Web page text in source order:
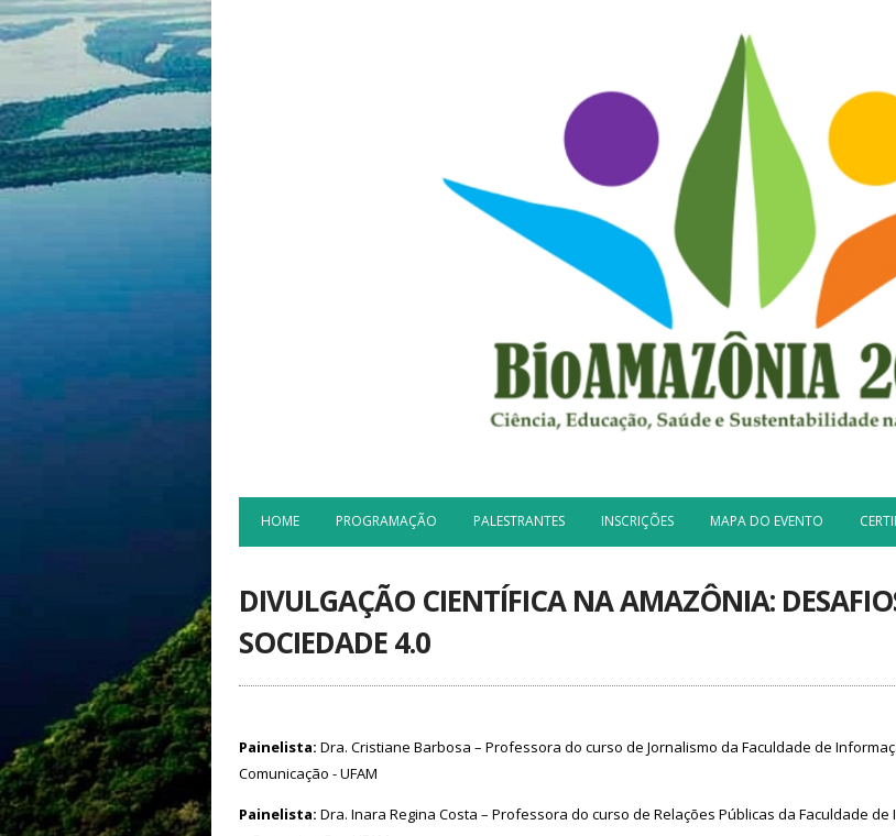
HOME PROGRAMAÇÃO PALESTRANTES INSCRIÇÕES MAPA DO EVENTO
DIVULGAÇÃO CIENTÍFICA NA AMAZÔNIA:
SOCIEDADE 4.0
Painelista: Dra. Cristiane Barbosa – Professora do curso de Jornalismo da Faculdade de
Comunicação - UFAM
Painelista: Dra. Inara Regina Costa – Professora do curso de Relações Públicas da Faculdade de